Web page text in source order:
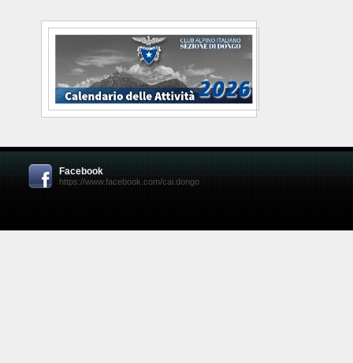
Facebook
https://www.facebook.com/cai.dongo